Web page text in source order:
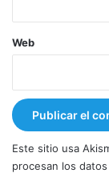
Web
Este sitio usa
procesan los